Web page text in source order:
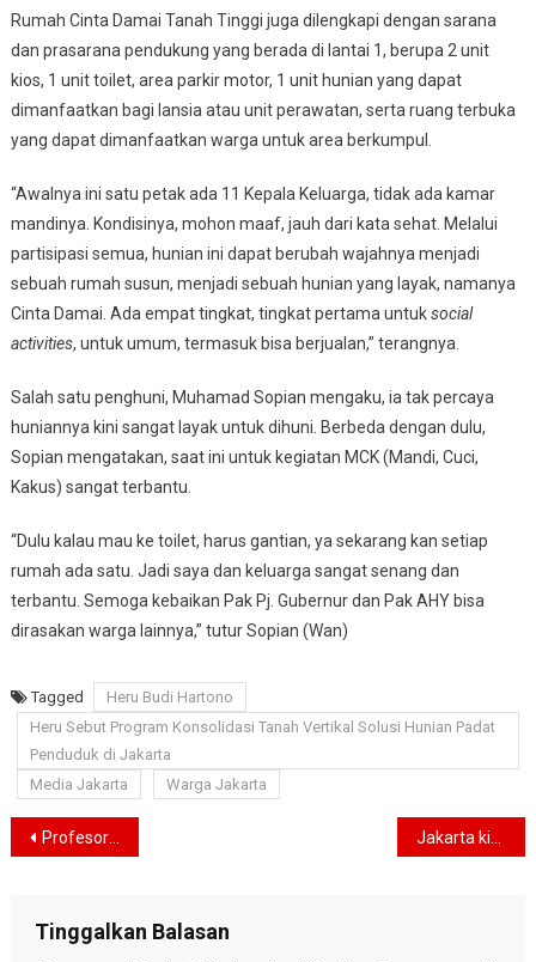
Rumah Cinta Damai Tanah Tinggi juga dilengkapi dengan sarana
dan prasarana pendukung yang berada di lantai 1, berupa 2 unit
kios, 1 unit toilet, area parkir motor, 1 unit hunian yang dapat
dimanfaatkan bagi lansia atau unit perawatan, serta ruang terbuka
yang dapat dimanfaatkan warga untuk area berkumpul.
“Awalnya ini satu petak ada 11 Kepala Keluarga, tidak ada kamar
mandinya. Kondisinya, mohon maaf, jauh dari kata sehat. Melalui
partisipasi semua, hunian ini dapat berubah wajahnya menjadi
sebuah rumah susun, menjadi sebuah hunian yang layak, namanya
Cinta Damai. Ada empat tingkat, tingkat pertama untuksocial
activities, untuk umum, termasuk bisa berjualan,” terangnya.
Salah satu penghuni, Muhamad Sopian mengaku, ia tak percaya
huniannya kini sangat layak untuk dihuni. Berbeda dengan dulu,
Sopian mengatakan, saat ini untuk kegiatan MCK (Mandi, Cuci,
Kakus) sangat terbantu.
“Dulu kalau mau ke toilet, harus gantian, ya sekarang kan setiap
rumah ada satu. Jadi saya dan keluarga sangat senang dan
terbantu. Semoga kebaikan Pak Pj. Gubernur dan Pak AHY bisa
dirasakan warga lainnya,” tutur Sopian (Wan)
Tagged
Heru Budi Hartono
Heru Sebut Program Konsolidasi Tanah Vertikal Solusi Hunian Padat
Penduduk di Jakarta
Media Jakarta
Warga Jakarta
Navigasi
Profesor Suryadi dari UNJ Kembangkan Model Inovatif Guru di Era Digital
Tinggalkan Balasan